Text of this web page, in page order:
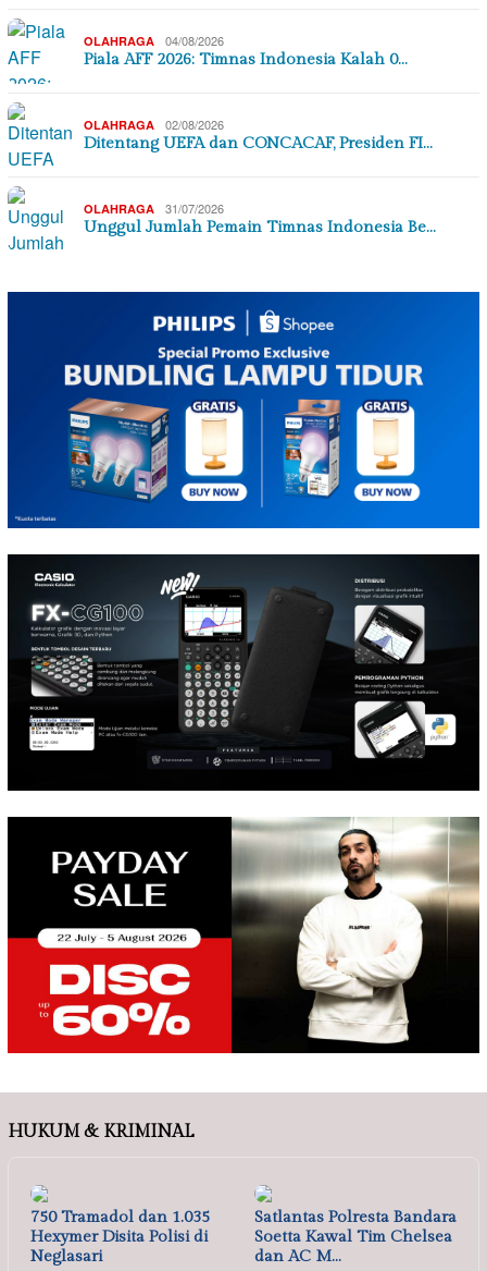
OLAHRAGA 04/08/2026
Piala AFF 2026: Timnas Indonesia Kalah 0…
OLAHRAGA 02/08/2026
Ditentang UEFA dan CONCACAF, Presiden FI…
OLAHRAGA 31/07/2026
Unggul Jumlah Pemain Timnas Indonesia Be…
HUKUM & KRIMINAL
750 Tramadol dan 1.035
Hexymer Disita Polisi di
Neglasari
Satlantas Polresta Bandara
Soetta Kawal Tim Chelsea
dan AC M…